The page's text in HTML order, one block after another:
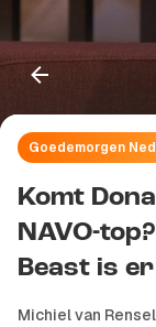
Goedemorgen
Komt
NAVO-
Beast is
Michiel van